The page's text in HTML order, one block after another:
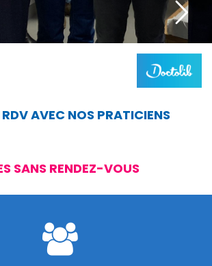
AVEC NOS PRATICIENS
SANS RENDEZ-VOUS